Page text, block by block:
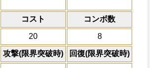
コスト コンボ数
20 8
攻撃(限界突破時) 回復(限界突破時)
上限突破
必殺技
ターン数：8
敵1体のHPを25%減
体力の上限を無視し
×30倍の全プレイヤー
(最大体力の2倍上限